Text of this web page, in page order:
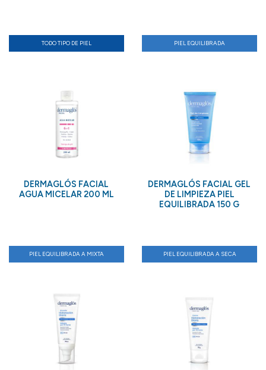
TODO TIPO DE PIEL
DERMAGLÓS FACIAL
AGUA MICELAR 200 ML
PIEL EQUILIBRADA
DERMAGLÓS FACIAL GEL
DE LIMPIEZA PIEL
EQUILIBRADA 150 G
PIEL EQUILIBRADA A MIXTA PIEL EQUILIBRADA A SECA